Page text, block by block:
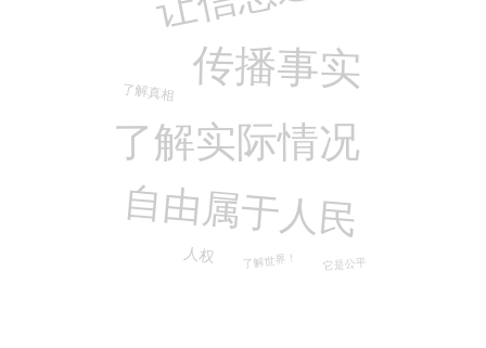
传播事实
了解实际情况
自由属于人民
人权
了解真相
了解世界！ 它是公平